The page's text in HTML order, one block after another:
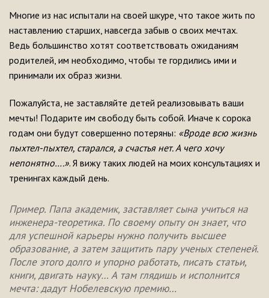
Многие из нас испытали на своей шкуре, что такое жить по
наставлению старших, навсегда забыв о своих мечтах.
Ведь большинство хотят соответствовать ожиданиям
родителей, им необходимо, чтобы те гордились ими и
принимали их образ жизни.
Пожалуйста, не заставляйте детей реализовывать ваши
мечты! Подарите им свободу быть собой. Иначе к сорока
годам они будут совершенно потеряны: «Вроде всю жизнь
пыхтел-пыхтел, старался, а счастья нет. А чего хочу
непонятно….». Я вижу таких людей на моих консультациях и
тренингах каждый день.
Пример. Папа академик, заставляет сына учиться на
инженера-теоретика. По своему опыту он знает, что
для успешной карьеры нужно получить высшее
образование, а затем защитить пару ученых степеней.
После этого долго и упорно работать, писать статьи,
книги, двигать науку… А там глядишь и исполнится
мечта: дадут Нобелевскую премию…